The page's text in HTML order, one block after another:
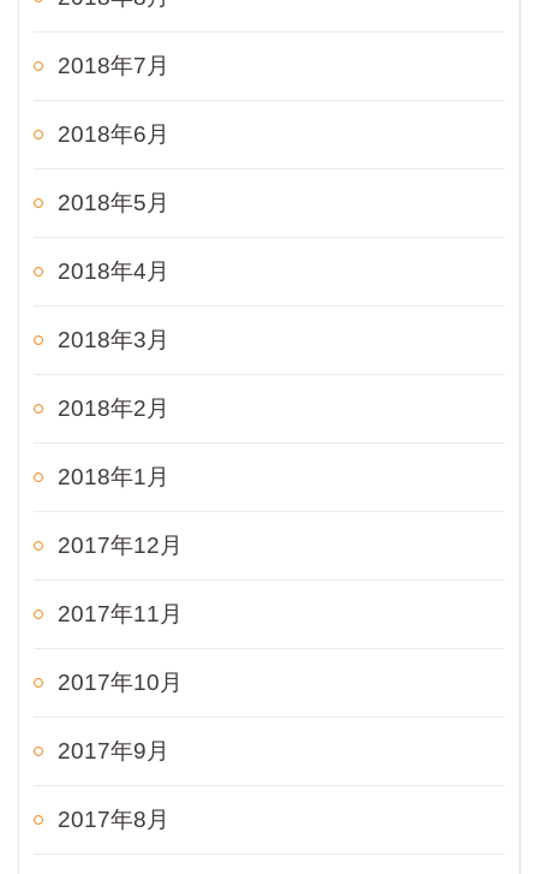
2018年7月
2018年6月
2018年5月
2018年4月
2018年3月
2018年2月
2018年1月
2017年12月
2017年11月
2017年10月
2017年9月
2017年8月